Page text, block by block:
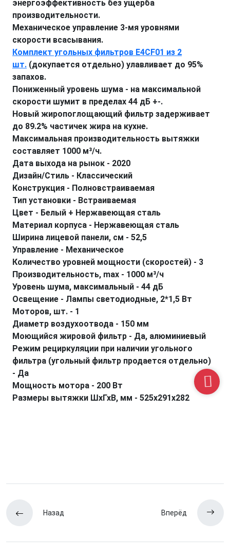
энергоэффективность без ущерба
производительности.
Механическое управление 3-мя уровнями
скорости всасывания.
Комплект угольных фильтров E4CF01 из 2
шт. (докупается отдельно) улавливает до 95%
запахов.
Пониженный уровень шума - на максимальной
скорости шумит в пределах 44 дБ +-.
Новый жиропоглощающий фильтр задерживает
до 89.2% частичек жира на кухне.
Максимальная производительность вытяжки
составляет 1000 м³/ч.
Дата выхода на рынок - 2020
Дизайн/Стиль - Классический
Конструкция - Полновстраиваемая
Тип установки - Встраиваемая
Цвет - Белый + Нержавеющая сталь
Материал корпуса - Нержавеющая сталь
Ширина лицевой панели, см - 52,5
Управление - Механическое
Количество уровней мощности (скоростей) - 3
Производительность, max - 1000 м³/ч
Уровень шума, максимальный - 44 дБ
Освещение - Лампы светодиодные, 2*1,5 Вт
Моторов, шт. - 1
Диаметр воздухоотвода - 150 мм
Моющийся жировой фильтр - Да, алюминиевый
Режим рециркуляции при наличии угольного
фильтра (угольный фильтр продается отдельно)
- Да
Мощность мотора - 200 Вт
Размеры вытяжки ШхГхВ, мм - 525х291х282
Назад Вперёд